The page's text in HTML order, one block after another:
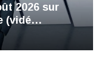
2026 sur
(vidé…